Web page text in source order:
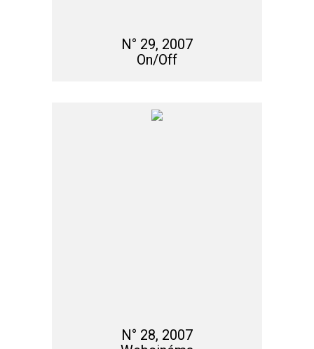
N° 29, 2007
On/Off
N° 28, 2007